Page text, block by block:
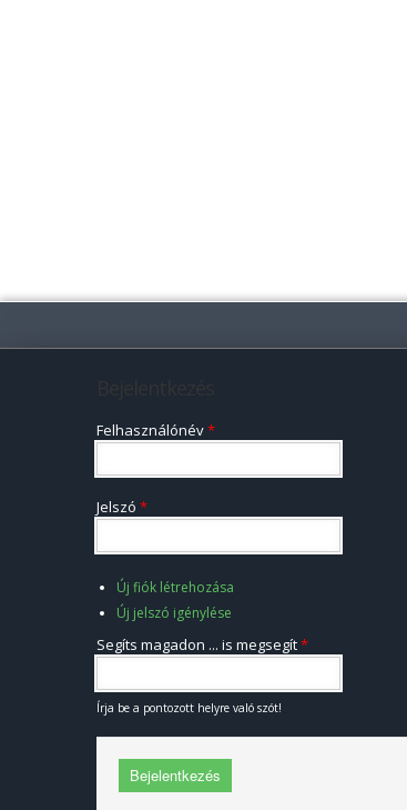
Felhasználónév*
Jelszó *
Új fiók létrehozása
Új jelszó igénylése
Segíts magadon ... is megsegít*
Írja be a pontozott helyre való szót!